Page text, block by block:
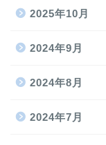
2025年10月
2024年9月
2024年8月
2024年7月